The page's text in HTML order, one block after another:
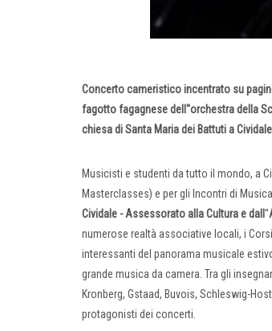
Concerto cameristico incentrato su
fagotto fagagnese dell''orchestra della
chiesa di Santa Maria dei Battuti a
Musicisti e studenti da tutto il mondo, a
Masterclasses) e per gli Incontri di
Cividale - Assessorato alla Cultura e dall ''
numerose realtà associative locali, i
interessanti del panorama musicale
grande musica da camera. Tra gli
Kronberg, Gstaad, Buvois, Schleswig-
protagonisti dei concerti.